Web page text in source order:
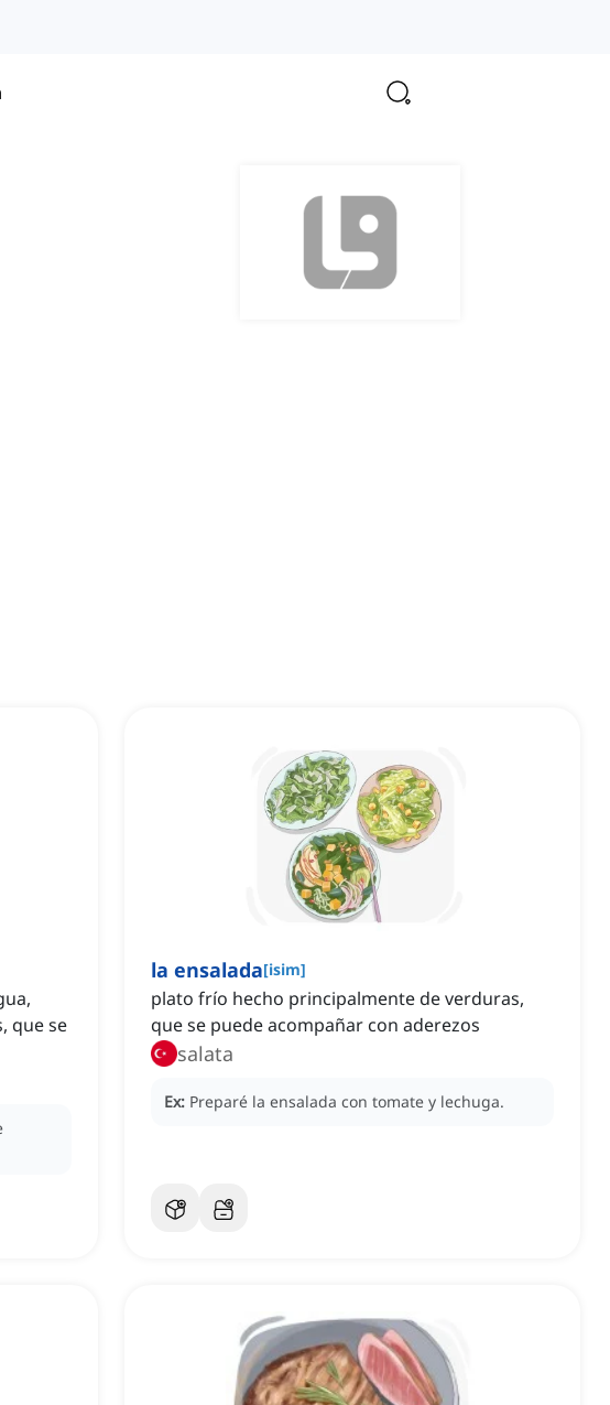
que se
la ensalada[isim]
plato frío hecho principalmente de verduras,
que se puede acompañar con aderezos
salata
Ex: Preparé la ensalada con tomate y lechuga.